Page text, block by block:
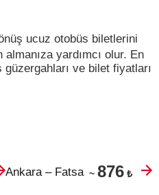
ucuz otobüs biletlerini
yardımcı olur. En
ve bilet fiyatları
Ankara – Fatsa ~ 876 ₺